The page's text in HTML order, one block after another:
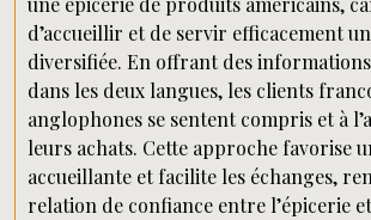
d’accueillir et de servir efficacement
diversifiée. En offrant des
dans les deux langues, les clients
anglophones se sentent compris et à
leurs achats. Cette approche favorise
accueillante et facilite les échanges,
relation de confiance entre l’épicerie